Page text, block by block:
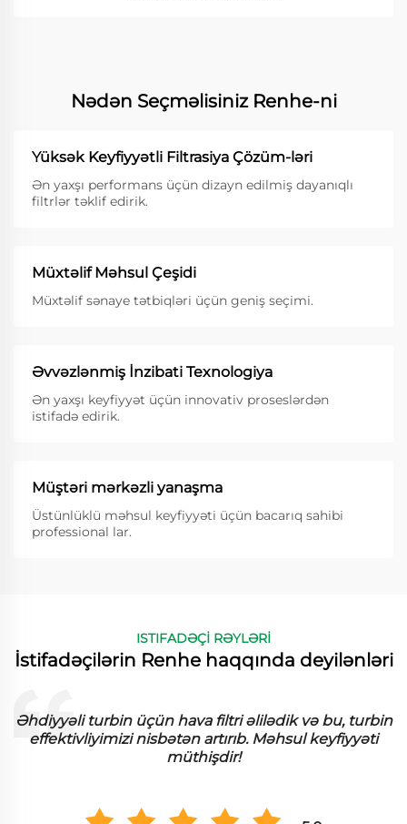
Nədən Seçməlisiniz Renhe-ni
Yüksək Keyfiyyətli Filtrasiya Çözüm-ləri
Ən yaxşı performans üçün dizayn edilmiş dayanıqlı
filtrlər təklif edirik.
Müxtəlif Məhsul Çeşidi
Müxtəlif sənaye tətbiqləri üçün geniş seçimi.
Əvvəzlənmiş İnzibati Texnologiya
Ən yaxşı keyfiyyət üçün innovativ proseslərdən
istifadə edirik.
Müştəri mərkəzli yanaşma
Üstünlüklü məhsul keyfiyyəti üçün bacarıq sahibi
professional lar.
ISTIFADƏÇİ RƏYLƏRİ
İstifadəçilərin Renhe haqqında deyilənləri
turbin
Kəndrili filtri materialımız tesisimizdə ciddi
yaxşı işləyir. Bu, dəqiq qatıqları effektiv
toplayır və biz performansda böyük fərqə